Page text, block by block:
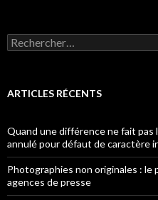
Rechercher :
ARTICLES RÉCENTS
Quand une différence ne fait pas
annulé pour défaut de caractère
Photographies non originales : le
agences de presse